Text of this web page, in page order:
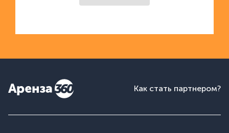
Как стать партнером?